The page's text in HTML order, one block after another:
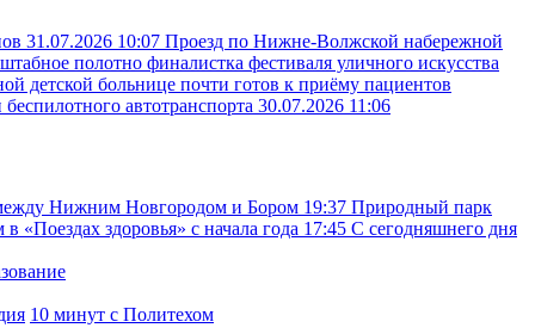
31.07.2026 10:07 Проезд по Нижне-Волжской набережной
полотно финалистка фестиваля уличного искусства
детской больнице почти готов к приёму пациентов
автотранспорта 30.07.2026 11:06
Нижним Новгородом и Бором 19:37 Природный парк
здоровья» с начала года 17:45 С сегодняшнего дня
10 минут с Политехом